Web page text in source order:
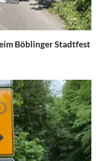
Böblinger Stadtfest